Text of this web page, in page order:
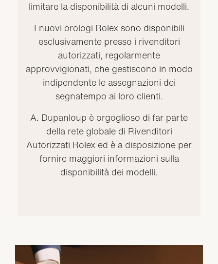
limitare la disponibilità di alcuni modelli.
I nuovi orologi Rolex sono disponibili
esclusivamente presso i rivenditori
autorizzati, regolarmente
approvvigionati, che gestiscono in modo
indipendente le assegnazioni dei
segnatempo ai loro clienti.
A. Dupanloup è orgoglioso di far parte
della rete globale di Rivenditori
Autorizzati Rolex ed è a disposizione per
fornire maggiori informazioni sulla
disponibilità dei modelli.